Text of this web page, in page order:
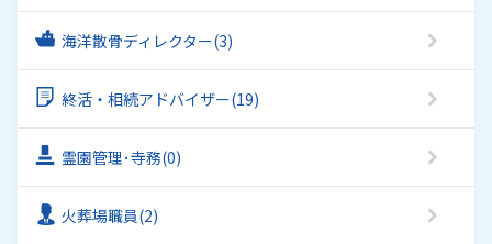
海洋散骨ディレクター(3)
終活・相続アドバイザー(19)
霊園管理･寺務(0)
火葬場職員(2)